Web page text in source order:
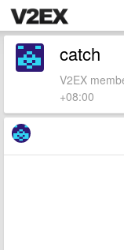
catch
V2EX
+08:00